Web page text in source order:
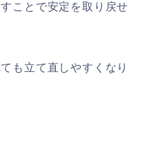
ことで安定を取り戻せ
も立て直しやすくなり